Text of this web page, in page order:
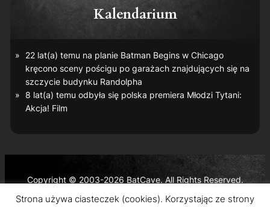
Kalendarium
22 lat(a) temu na planie Batman Beginsw Chicago
kręcono sceny pościgu po garażach znajdujących się na
szczycie budynku Randolpha
8 lat(a) temu odbyła się polska premiera Młodzi Tytani:
Akcja! Film
Copyright © 2003-2026 BatCave. All Rights Reserved.
Batman and all related characters and elements are the
Strona używa ciasteczek (cookies). Korzystając ze strony